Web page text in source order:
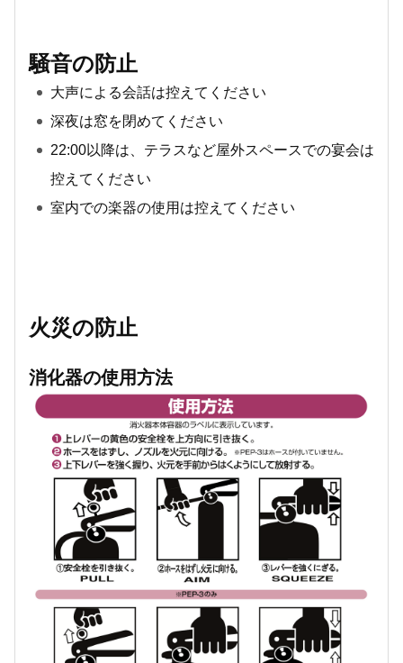
騒音の防止
大声による会話は控えてください
深夜は窓を閉めてください
22:00以降は、テラスなど屋外スペースでの宴会は
控えてください
室内での楽器の使用は控えてください
火災の防止
消化器の使用方法